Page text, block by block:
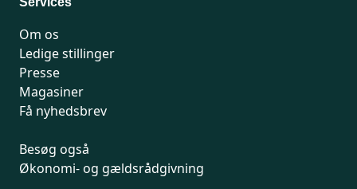
Om os
Ledige stillinger
Presse
Magasiner
Få nyhedsbrev
Besøg også
Økonomi- og gældsrådgivning